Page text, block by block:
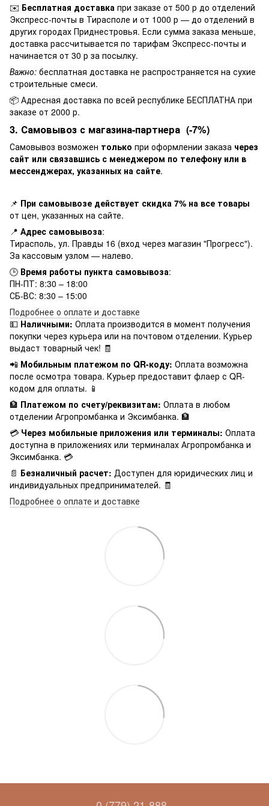
✉️ Бесплатная доставка при заказе от 500 р до отделений
Экспресс-почты в Тирасполе и от 1000 р — до отделений в
других городах Приднестровья. Если сумма заказа меньше,
доставка рассчитывается по тарифам Экспресс-почты и
начинается от 30 р за посылку.
Важно: бесплатная доставка не распространяется на сухие
строительные смеси.
📦 Адресная доставка по всей республике БЕСПЛАТНА при
заказе от 2000 р.
3. Самовывоз с магазина-партнера (-7%)
Самовывоз возможен только при оформлении заказа через
сайт или связавшись с менеджером по телефону или в
мессенджерах, указанных на сайте.
📌 При самовывозе действует скидка 7% на все товары
от цен, указанных на сайте.
📍 Адрес самовывоза:
Тирасполь, ул. Правды 16 (вход через магазин "Прогресс").
За кассовым узлом — налево.
🕒 Время работы пункта самовывоза:
ПН-ПТ: 8:30 – 18:00
СБ-ВС: 8:30 – 15:00
Подробнее о оплате и доставке
💵 Наличными: Оплата производится в момент получения
покупки через курьера или на почтовом отделении. Курьер
выдаст товарный чек! 🧾
📲 Мобильным платежом по QR-коду: Оплата возможна
после осмотра товара. Курьер предоставит флаер с QR-
кодом для оплаты. 📱
🏦 Платежом по счету/реквизитам: Оплата в любом
отделении Агропромбанка и Эксимбанка. 🏦
💳 Через мобильные приложения или терминалы: Оплата
доступна в приложениях или терминалах Агропромбанка и
Эксимбанка. 💳
📄 Безналичный расчет: Доступен для юридических лиц и
индивидуальных предпринимателей. 🧾
Подробнее о оплате и доставке